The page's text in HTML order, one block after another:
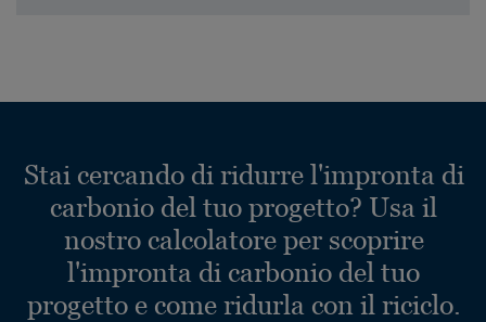
Stai cercando di ridurre l'impronta di
carbonio del tuo progetto? Usa il
nostro calcolatore per scoprire
l'impronta di carbonio del tuo
progetto e come ridurla con il riciclo.